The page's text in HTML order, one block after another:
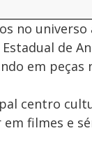
no
de
em
centro
filmes e